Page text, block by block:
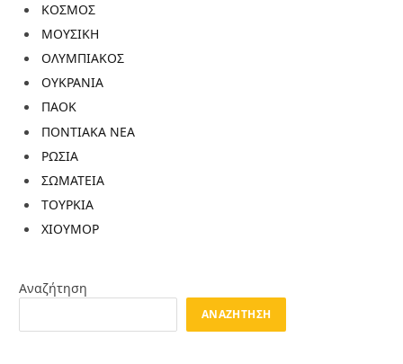
ΚΟΣΜΟΣ
ΜΟΥΣΙΚΗ
ΟΛΥΜΠΙΑΚΟΣ
ΟΥΚΡΑΝΙΑ
ΠΑΟΚ
ΠΟΝΤΙΑΚΑ ΝΕΑ
ΡΩΣΙΑ
ΣΩΜΑΤΕΙΑ
ΤΟΥΡΚΙΑ
ΧΙΟΥΜΟΡ
Αναζήτηση
ΑΝΑΖΉΤΗΣΗ